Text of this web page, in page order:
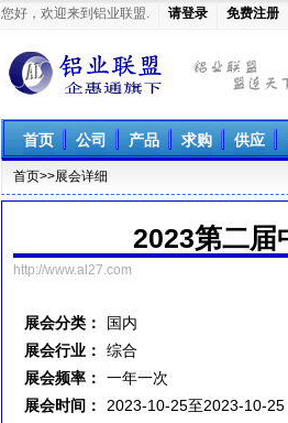
您好，欢迎来到铝业联盟. 请登录 免费注册
铝业联盟
首页 公司 产品 求购 供应
首页>>展会详细
2023第二届
http://www.al27.com
展会分类：
国内
展会行业：
综合
展会频率：
一年一次
展会时间：
2023-10-25至2023-10-25